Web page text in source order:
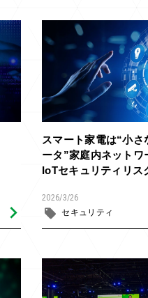
スマート家電は“小さ
ータ”家庭内ネットワ
IoTセキュリティリス
2026/3/26
セキュリティ